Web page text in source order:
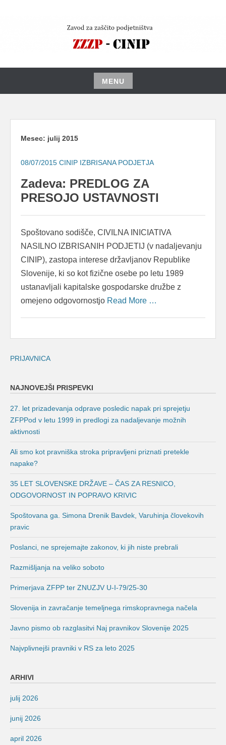
MENU
Skip
content
Mesec: julij 2015
08/07/2015 CINIP IZBRISANA PODJETJA
Zadeva: PREDLOG ZA
PRESOJO USTAVNOSTI
Spoštovano sodišče, CIVILNA INICIATIVA
NASILNO IZBRISANIH PODJETIJ (v nadaljevanju
CINIP), zastopa interese državljanov Republike
Slovenije, ki so kot fizične osebe po letu 1989
ustanavljali kapitalske gospodarske družbe z
omejeno odgovornostjo Read More …
PRIJAVNICA
NAJNOVEJŠI PRISPEVKI
27. let prizadevanja odprave posledic napak pri sprejetju
ZFPPod v letu 1999 in predlogi za nadaljevanje možnih
aktivnosti
Ali smo kot pravniška stroka pripravljeni priznati pretekle
napake?
35 LET SLOVENSKE DRŽAVE – ČAS ZA RESNICO,
ODGOVORNOST IN POPRAVO KRIVIC
Spoštovana ga. Simona Drenik Bavdek, Varuhinja človekovih
pravic
Poslanci, ne sprejemajte zakonov, ki jih niste prebrali
Razmišljanja na veliko soboto
Primerjava ZFPP ter ZNUZJV U-I-79/25-30
Slovenija in zavračanje temeljnega rimskopravnega načela
Javno pismo ob razglasitvi Naj pravnikov Slovenije 2025
Najvplivnejši pravniki v RS za leto 2025
ARHIVI
julij 2026
junij 2026
april 2026